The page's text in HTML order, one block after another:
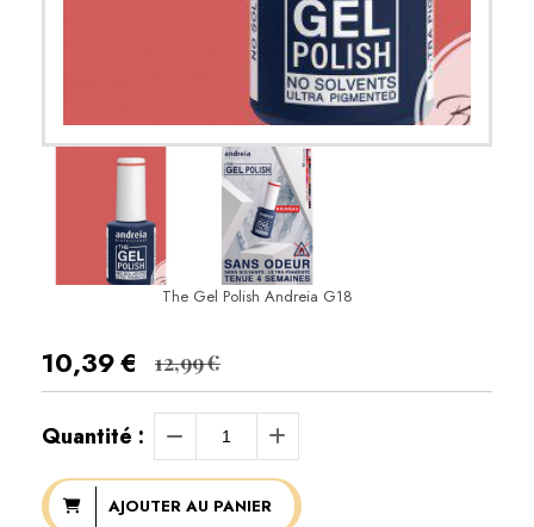
The Gel Polish Andreia G18
10,39€ 12,99€
Quantité :
AJOUTER AU PANIER